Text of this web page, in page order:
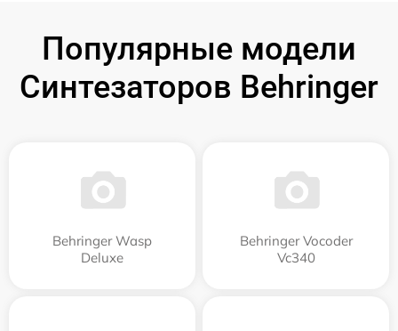
Популярные модели
Синтезаторов Behringer
Behringer Wasp
Deluxe
Behringer Vocoder
Vc340